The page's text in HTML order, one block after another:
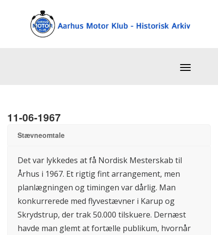
11-06-1967
Stævneomtale
Det var lykkedes at få Nordisk Mesterskab til
Århus i 1967. Et rigtig fint arrangement, men
planlægningen og timingen var dårlig. Man
konkurrerede med flyvestævner i Karup og
Skrydstrup, der trak 50.000 tilskuere. Dernæst
havde man glemt at fortælle publikum, hvornår